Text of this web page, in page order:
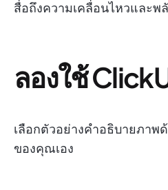
สื่อถึงความเคลื่อนไหวและพ
ลองใช้
เลือกตัวอย่างคำอธิบายภาพ
ของคุณเอง